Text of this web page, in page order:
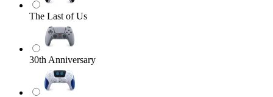
The Last of Us
30th Anniversary